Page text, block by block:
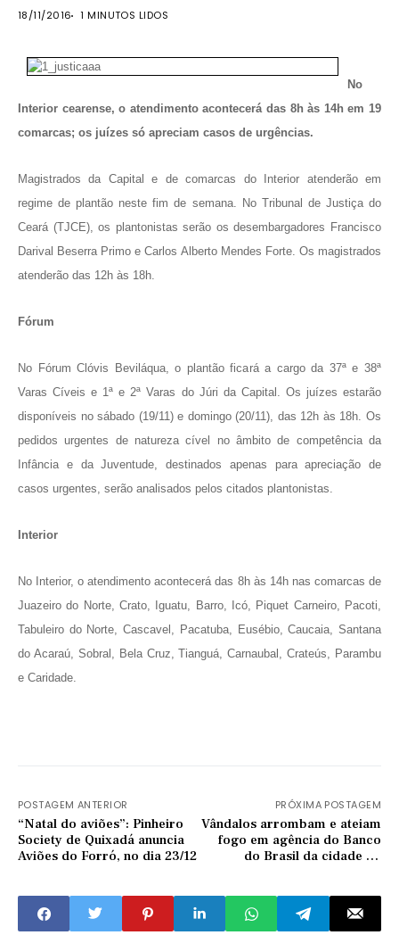
18/11/2016 1 MINUTOS LIDOS
No
Interior cearense, o atendimento acontecerá das 8h às 14h em 19
comarcas; os juízes só apreciam casos de urgências.
Magistrados da Capital e de comarcas do Interior atenderão em
regime de plantão neste fim de semana. No Tribunal de Justiça do
Ceará (TJCE), os plantonistas serão os desembargadores Francisco
Darival Beserra Primo e Carlos Alberto Mendes Forte. Os magistrados
atenderão das 12h às 18h.
Fórum
No Fórum Clóvis Beviláqua, o plantão ficará a cargo da 37ª e 38ª
Varas Cíveis e 1ª e 2ª Varas do Júri da Capital. Os juízes estarão
disponíveis no sábado (19/11) e domingo (20/11), das 12h às 18h. Os
pedidos urgentes de natureza cível no âmbito de competência da
Infância e da Juventude, destinados apenas para apreciação de
casos urgentes, serão analisados pelos citados plantonistas.
Interior
No Interior, o atendimento acontecerá das 8h às 14h nas comarcas de
Juazeiro do Norte, Crato, Iguatu, Barro, Icó, Piquet Carneiro, Pacoti,
Tabuleiro do Norte, Cascavel, Pacatuba, Eusébio, Caucaia, Santana
do Acaraú, Sobral, Bela Cruz, Tianguá, Carnaubal, Crateús, Parambu
e Caridade.
POSTAGEM ANTERIOR
“Natal do aviões”: Pinheiro
Society de Quixadá anuncia
Aviões do Forró, no dia 23/12
PRÓXIMA POSTAGEM
Vândalos arrombam e ateiam
fogo em agência do Banco
do Brasil da cidade de